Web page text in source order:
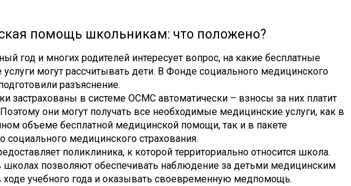
помощь школьникам: что положено?
год и многих родителей интересует вопрос, на какие бесплатные
могут рассчитывать дети. В Фонде социального медицинского
разъяснение.
застрахованы в системе ОСМС автоматически – взносы за них платит
Поэтому они могут получать все необходимые медицинские услуги, как в
объеме бесплатной медицинской помощи, так и в пакете
социального медицинского страхования.
поликлиника, к которой территориально относится школа.
позволяют обеспечивать наблюдение за детьми медицинским
ходе учебного года и оказывать своевременную медпомощь.